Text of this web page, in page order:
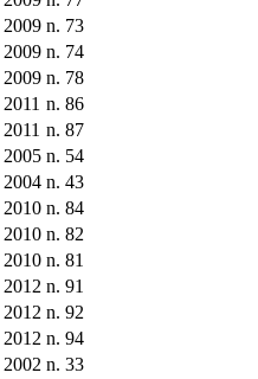
2009 n. 73
2009 n. 74
2009 n. 78
2011 n. 86
2011 n. 87
2005 n. 54
2004 n. 43
2010 n. 84
2010 n. 82
2010 n. 81
2012 n. 91
2012 n. 92
2012 n. 94
2002 n. 33